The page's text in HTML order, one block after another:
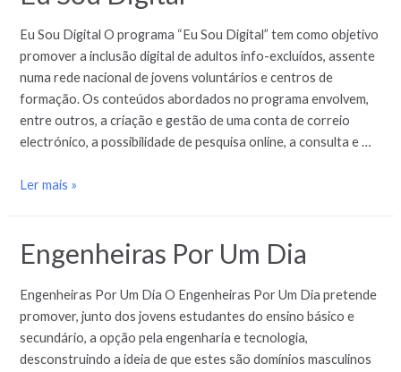
Eu Sou Digital O programa “Eu Sou Digital” tem como objetivo
promover a inclusão digital de adultos info-excluídos, assente
numa rede nacional de jovens voluntários e centros de
formação. Os conteúdos abordados no programa envolvem,
entre outros, a criação e gestão de uma conta de correio
electrónico, a possibilidade de pesquisa online, a consulta e …
Ler mais »
Engenheiras Por Um Dia
Engenheiras Por Um Dia O Engenheiras Por Um Dia pretende
promover, junto dos jovens estudantes do ensino básico e
secundário, a opção pela engenharia e tecnologia,
desconstruindo a ideia de que estes são domínios masculinos